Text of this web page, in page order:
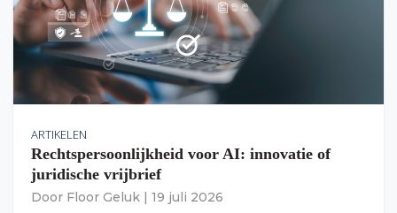
ARTIKELEN
Rechtspersoonlijkheid voor AI: innovatie of
juridische vrijbrief
Door Floor Geluk 19 juli 2026